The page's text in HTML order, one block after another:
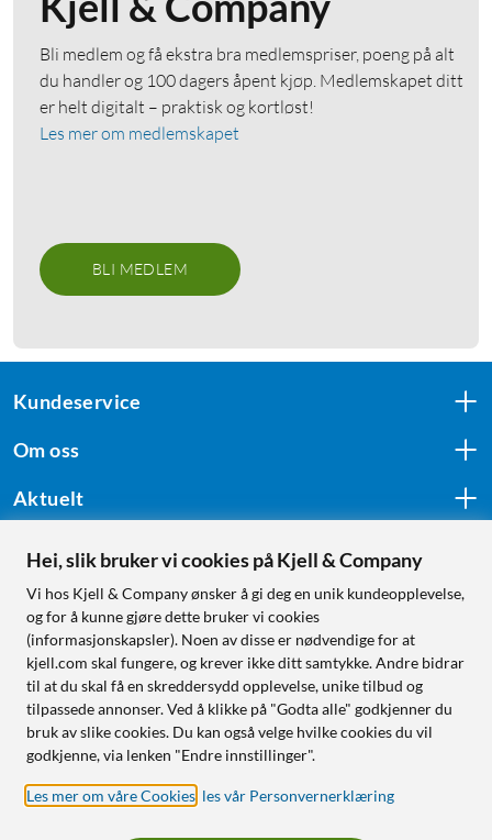
Bli medlem og få ekstra bra medlemspriser, poeng på alt
du handler og 100 dagers åpent kjøp. Medlemskapet ditt
er helt digitalt – praktisk og kortløst!
Les mer om medlemskapet
BLI MEDLEM
Kundeservice
Om oss
Aktuelt
Følg oss
Handle fra:
Sverige
Norge
Hei, slik bruker vi cookies på Kjell & Company
Vi hos Kjell & Company ønsker å gi deg en unik kundeopplevelse,
og for å kunne gjøre dette bruker vi cookies
(informasjonskapsler). Noen av disse er nødvendige for at
kjell.com skal fungere, og krever ikke ditt samtykke. Andre bidrar
til at du skal få en skreddersydd opplevelse, unike tilbud og
tilpassede annonser. Ved å klikke på "Godta alle" godkjenner du
bruk av slike cookies. Du kan også velge hvilke cookies du vil
godkjenne, via lenken "Endre innstillinger".
Les mer om våre Cookies les vår Personvernerklæring